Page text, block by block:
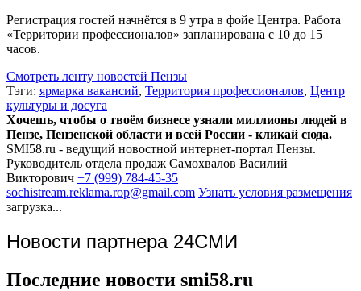
Регистрация гостей начнётся в 9 утра в фойе Центра. Работа
«Территории профессионалов» запланирована с 10 до 15
часов.
Смотреть ленту новостей Пензы
Тэги: ярмарка вакансий, Территория профессионалов, Центр
культуры и досуга
Хочешь, чтобы о твоём бизнесе узнали миллионы людей в
Пензе, Пензенской области и всей России - кликай сюда.
SMI58.ru - ведущий новостной интернет-портал Пензы.
Руководитель отдела продаж Самохвалов Василий
Викторович +7 (999) 784-45-35
sochistream.reklama.rop@gmail.com Узнать условия размещения
загрузка...
Новости партнера 24СМИ
Последние новости smi58.ru